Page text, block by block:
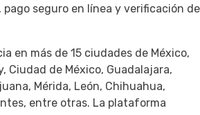
pago seguro en línea y verificación de
en más de 15 ciudades de México,
Ciudad de México, Guadalajara,
Mérida, León, Chihuahua,
entre otras. La plataforma